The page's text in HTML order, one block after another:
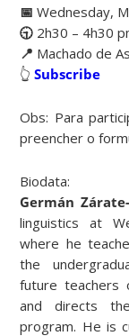
📅Wednesday,
🕤 2h30 – 4h30
📍 Machado de
👆​Subscribe
Obs: Para
preencher o
Biodata:
Germán
linguistics at
where he
the
future teachers
and directs
program. He is